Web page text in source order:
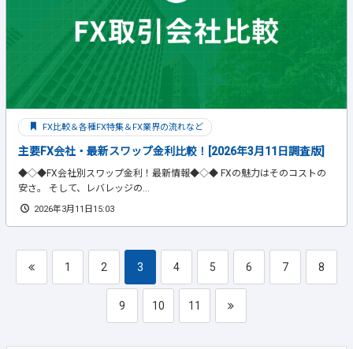
FX比較＆各種FX特集＆FX業界の流れなど
主要FX会社・最新スワップ金利比較！[2026年3月11日調査版]
◆◇◆FX会社別スワップ金利！最新情報◆◇◆ FXの魅力はそのコストの
安さ。 そして、レバレッジの...
2026年3月11日15:03
1 2 3 4 5 6 7 8
9 10 11